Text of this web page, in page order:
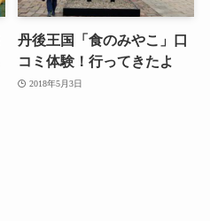
丹後王国「食のみやこ」口
コミ体験！行ってきたよ
2018年5月3日